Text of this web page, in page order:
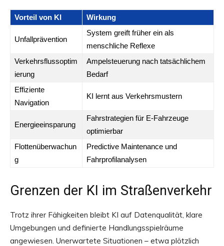
Vorteil von KI Wirkung
Unfallprävention
System greift früher ein als
menschliche Reflexe
Verkehrsflussoptim
ierung
Ampelsteuerung nach tatsächlichem
Bedarf
Effiziente
Navigation
KI lernt aus Verkehrsmustern
Energieeinsparung
Fahrstrategien für E-Fahrzeuge
optimierbar
Flottenüberwachun
g
Predictive Maintenance und
Fahrprofilanalysen
Grenzen der KI im Straßenverkehr
Trotz ihrer Fähigkeiten bleibt KI auf Datenqualität, klare
Umgebungen und definierte Handlungsspielräume
angewiesen. Unerwartete Situationen – etwa plötzlich